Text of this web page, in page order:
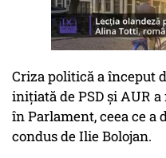
Criza politică a început
inițiată de PSD și AUR
în Parlament, ceea ce a
condus de Ilie Bolojan.